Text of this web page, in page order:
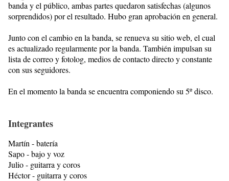
banda y el público, ambas partes quedaron satisfechas (algunos
sorprendidos) por el resultado. Hubo gran aprobación en general.
Junto con el cambio en la banda, se renueva su sitio web, el cual
es actualizado regularmente por la banda. También impulsan su
lista de correo y fotolog, medios de contacto directo y constante
con sus seguidores.
En el momento la banda se encuentra componiendo su 5º disco.
Integrantes
Martín - batería
Sapo - bajo y voz
Julio - guitarra y coros
Héctor - guitarra y coros